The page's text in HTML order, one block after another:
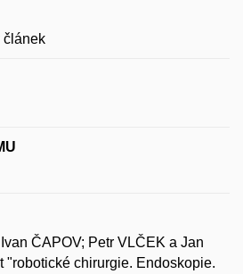
článek
ČAPOV; Petr VLČEK a Jan
"robotické chirurgie. Endoskopie.